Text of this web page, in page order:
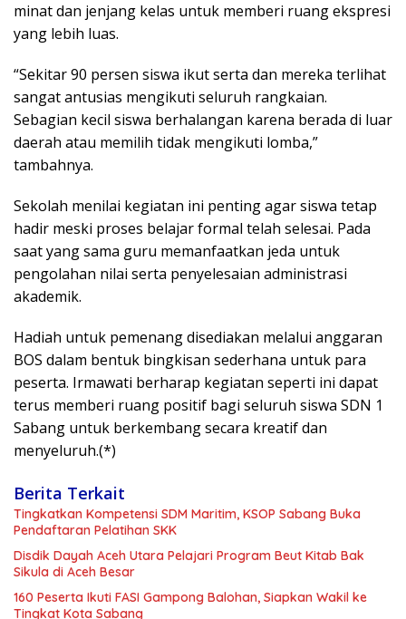
minat dan jenjang kelas untuk memberi ruang ekspresi
yang lebih luas.
“Sekitar 90 persen siswa ikut serta dan mereka terlihat
sangat antusias mengikuti seluruh rangkaian.
Sebagian kecil siswa berhalangan karena berada di luar
daerah atau memilih tidak mengikuti lomba,”
tambahnya.
Sekolah menilai kegiatan ini penting agar siswa tetap
hadir meski proses belajar formal telah selesai. Pada
saat yang sama guru memanfaatkan jeda untuk
pengolahan nilai serta penyelesaian administrasi
akademik.
Hadiah untuk pemenang disediakan melalui anggaran
BOS dalam bentuk bingkisan sederhana untuk para
peserta. Irmawati berharap kegiatan seperti ini dapat
terus memberi ruang positif bagi seluruh siswa SDN 1
Sabang untuk berkembang secara kreatif dan
menyeluruh.(*)
Berita Terkait
Tingkatkan Kompetensi SDM Maritim, KSOP Sabang Buka
Pendaftaran Pelatihan SKK
Disdik Dayah Aceh Utara Pelajari Program Beut Kitab Bak
Sikula di Aceh Besar
160 Peserta Ikuti FASI Gampong Balohan, Siapkan Wakil ke
Tingkat Kota Sabang